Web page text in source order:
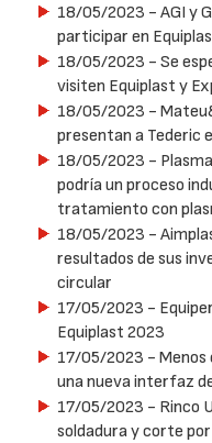
18/05/2023 - AGI y
participar en
18/05/2023 - Se
visiten Equiplast y
18/05/2023 -
presentan a Tederic
18/05/2023 -
podría un proceso
tratamiento con
18/05/2023 -
resultados de sus
circular
17/05/2023 -
Equiplast 2023
17/05/2023 - Menos
una nueva interfaz
17/05/2023 - Rinco
soldadura y corte